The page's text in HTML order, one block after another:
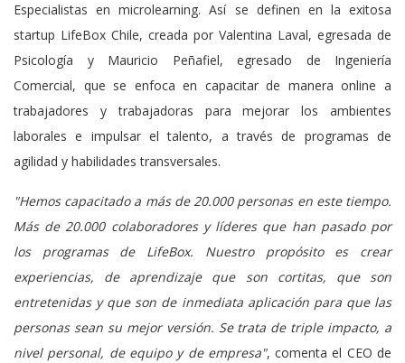
Especialistas en microlearning. Así se definen en la exitosa
startup LifeBox Chile, creada por Valentina Laval, egresada de
Psicología y Mauricio Peñafiel, egresado de Ingeniería
Comercial, que se enfoca en capacitar de manera online a
trabajadores y trabajadoras para mejorar los ambientes
laborales e impulsar el talento, a través de programas de
agilidad y habilidades transversales.
"Hemos capacitado a más de 20.000 personas en este tiempo.
Más de 20.000 colaboradores y líderes que han pasado por
los programas de LifeBox. Nuestro propósito es crear
experiencias, de aprendizaje que son cortitas, que son
entretenidas y que son de inmediata aplicación para que las
personas sean su mejor versión. Se trata de triple impacto, a
nivel personal, de equipo y de empresa", comenta el CEO de